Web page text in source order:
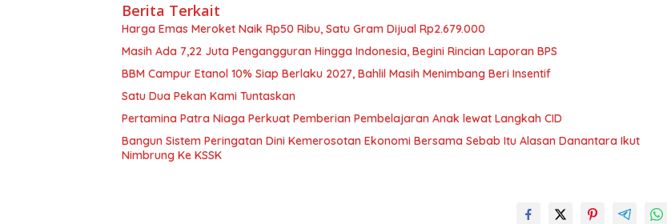
Berita Terkait
Harga Emas Meroket Naik Rp50 Ribu, Satu Gram Dijual Rp2.679.000
Masih Ada 7,22 Juta Pengangguran Hingga Indonesia, Begini Rincian Laporan BPS
BBM Campur Etanol 10% Siap Berlaku 2027, Bahlil Masih Menimbang Beri Insentif
Satu Dua Pekan Kami Tuntaskan
Pertamina Patra Niaga Perkuat Pemberian Pembelajaran Anak lewat Langkah CID
Bangun Sistem Peringatan Dini Kemerosotan Ekonomi Bersama Sebab Itu Alasan Danantara Ikut
Nimbrung Ke KSSK